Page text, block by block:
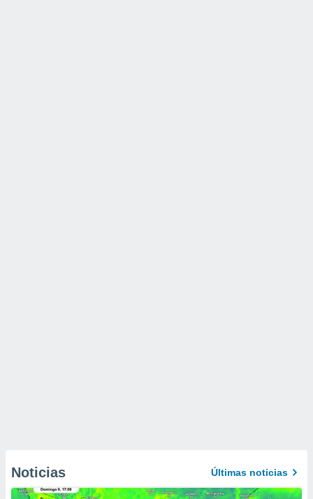
Noticias Últimas noticias